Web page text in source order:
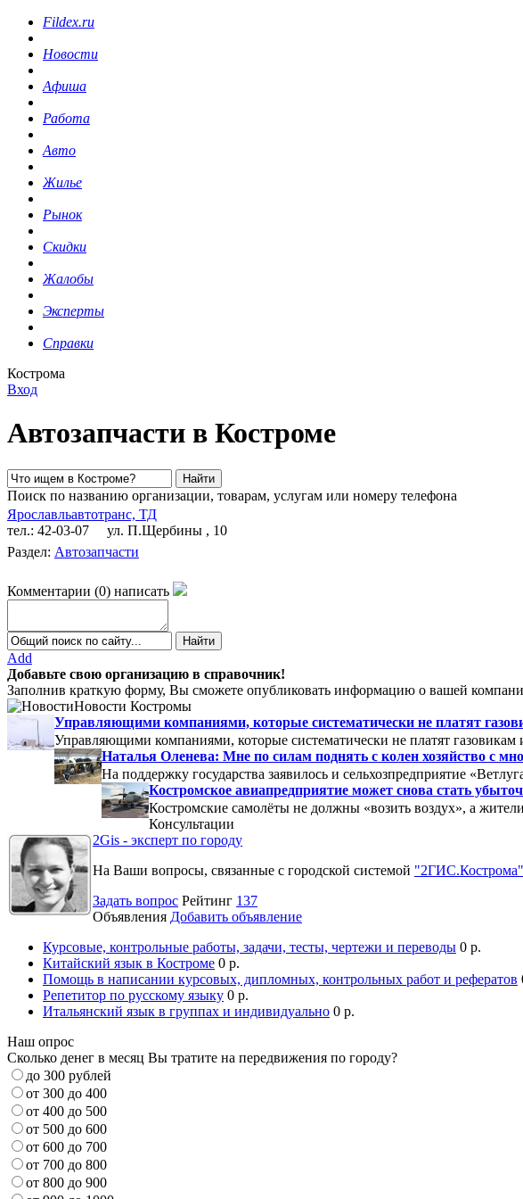
Fildex.ru
Новости
Афиша
Работа
Авто
Жилье
Рынок
Скидки
Жалобы
Эксперты
Справки
Кострома
Вход
Автозапчасти в Костроме
Поиск по названию организации, товарам, услугам или номеру телефона
Ярославльавтотранс, ТД
тел.: 42-03-07
ул. П.Щербины , 10
Раздел: Автозапчасти
Комментарии (0) написать
Add
Добавьте свою организацию в справочник!
Заполнив краткую форму, Вы сможете опубликовать информацию о вашей
Новости Костромы
Управляющими компаниями, которые систематически не платят
Управляющими компаниями, которые систематически не платят
Наталья Оленева: Мне по силам поднять с колен хозяйство с
На поддержку государства заявилось и сельхозпредприятие
Костромское авиапредприятие может снова стать
Костромские самолёты не должны «возить воздух», а
Консультации
2Gis - эксперт по городу
На Ваши вопросы, связанные с городской системой "2ГИС.Кострома"
Задать вопрос Рейтинг 137
Объявления Добавить объявление
Курсовые, контрольные работы, задачи, тесты, чертежи и переводы 0 р.
Китайский язык в Костроме 0 р.
Помощь в написании курсовых, дипломных, контрольных работ и рефератов
Репетитор по русскому языку 0 р.
Итальянский язык в группах и индивидуально 0 р.
Наш опрос
Сколько денег в месяц Вы тратите на передвижения по городу?
до 300 рублей
от 300 до 400
от 400 до 500
от 500 до 600
от 600 до 700
от 700 до 800
от 800 до 900